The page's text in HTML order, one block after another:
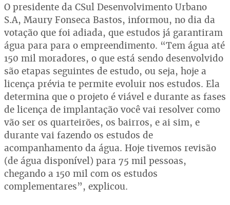
O presidente da CSul Desenvolvimento Urbano
S.A, Maury Fonseca Bastos, informou, no dia da
votação que foi adiada, que estudos já garantiram
água para para o empreendimento. “Tem água até
150 mil moradores, o que está sendo desenvolvido
são etapas seguintes de estudo, ou seja, hoje a
licença prévia te permite evoluir nos estudos. Ela
determina que o projeto é viável e durante as fases
de licença de implantação você vai resolver como
vão ser os quarteirões, os bairros, e ai sim, e
durante vai fazendo os estudos de
acompanhamento da água. Hoje tivemos revisão
(de água disponível) para 75 mil pessoas,
chegando a 150 mil com os estudos
complementares”, explicou.